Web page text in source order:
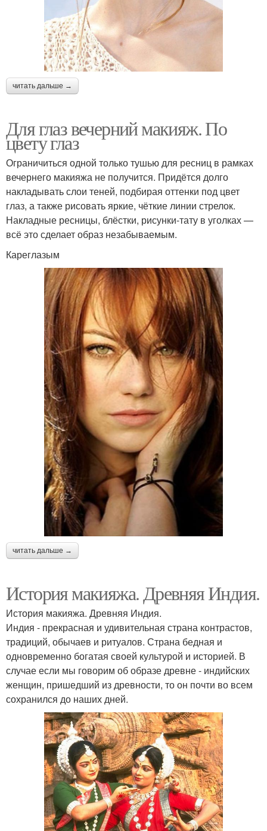
читать дальше →
Для глаз вечерний макияж. По
цвету глаз
Ограничиться одной только тушью для ресниц в рамках
вечернего макияжа не получится. Придётся долго
накладывать слои теней, подбирая оттенки под цвет
глаз, а также рисовать яркие, чёткие линии стрелок.
Накладные ресницы, блёстки, рисунки-тату в уголках —
всё это сделает образ незабываемым.
Кареглазым
читать дальше →
История макияжа. Древняя Индия.
История макияжа. Древняя Индия.
Индия - прекрасная и удивительная страна контрастов,
традиций, обычаев и ритуалов. Страна бедная и
одновременно богатая своей культурой и историей. В
случае если мы говорим об образе древне - индийских
женщин, пришедший из древности, то он почти во всем
сохранился до наших дней.